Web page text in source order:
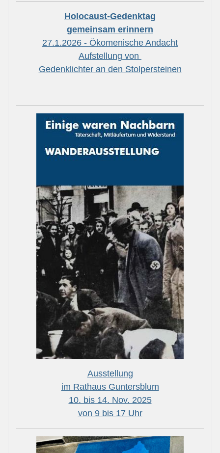
Holocaust-Gedenktag
gemeinsam erinnern
27.1.2026 - Ökomenische Andacht
Aufstellung von
Gedenklichter an den Stolpersteinen
Ausstellung
im Rathaus Guntersblum
10. bis 14. Nov. 2025
von 9 bis 17 Uhr